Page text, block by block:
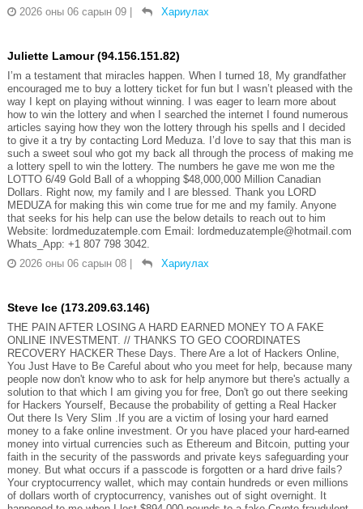
2026 оны 06 сарын 09
Хариулах
Juliette Lamour (94.156.151.82)
I’m a testament that miracles happen. When I turned 18, My grandfather
encouraged me to buy a lottery ticket for fun but I wasn’t pleased with the
way I kept on playing without winning. I was eager to learn more about
how to win the lottery and when I searched the internet I found numerous
articles saying how they won the lottery through his spells and I decided
to give it a try by contacting Lord Meduza. I’d love to say that this man is
such a sweet soul who got my back all through the process of making me
a lottery spell to win the lottery. The numbers he gave me won me the
LOTTO 6/49 Gold Ball of a whopping $48,000,000 Million Canadian
Dollars. Right now, my family and I are blessed. Thank you LORD
MEDUZA for making this win come true for me and my family. Anyone
that seeks for his help can use the below details to reach out to him
Website: lordmeduzatemple.com Email: lordmeduzatemple@hotmail.com
Whats_App: +1 807 798 3042.
2026 оны 06 сарын 08
Хариулах
Steve Ice (173.209.63.146)
THE PAIN AFTER LOSING A HARD EARNED MONEY TO A FAKE
ONLINE INVESTMENT. // THANKS TO GEO COORDINATES
RECOVERY HACKER These Days. There Are a lot of Hackers Online,
You Just Have to Be Careful about who you meet for help, because many
people now don't know who to ask for help anymore but there's actually a
solution to that which I am giving you for free, Don't go out there seeking
for Hackers Yourself, Because the probability of getting a Real Hacker
Out there Is Very Slim .If you are a victim of losing your hard earned
money to a fake online investment. Or you have placed your hard-earned
money into virtual currencies such as Ethereum and Bitcoin, putting your
faith in the security of the passwords and private keys safeguarding your
money. But what occurs if a passcode is forgotten or a hard drive fails?
Your cryptocurrency wallet, which may contain hundreds or even millions
of dollars worth of cryptocurrency, vanishes out of sight overnight. It